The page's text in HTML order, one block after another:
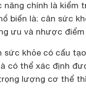
chính là kiểm
biến là: cân sức
ưu và nhược điểm
sức khỏe có cấu
có thể xác định
lượng cơ thể